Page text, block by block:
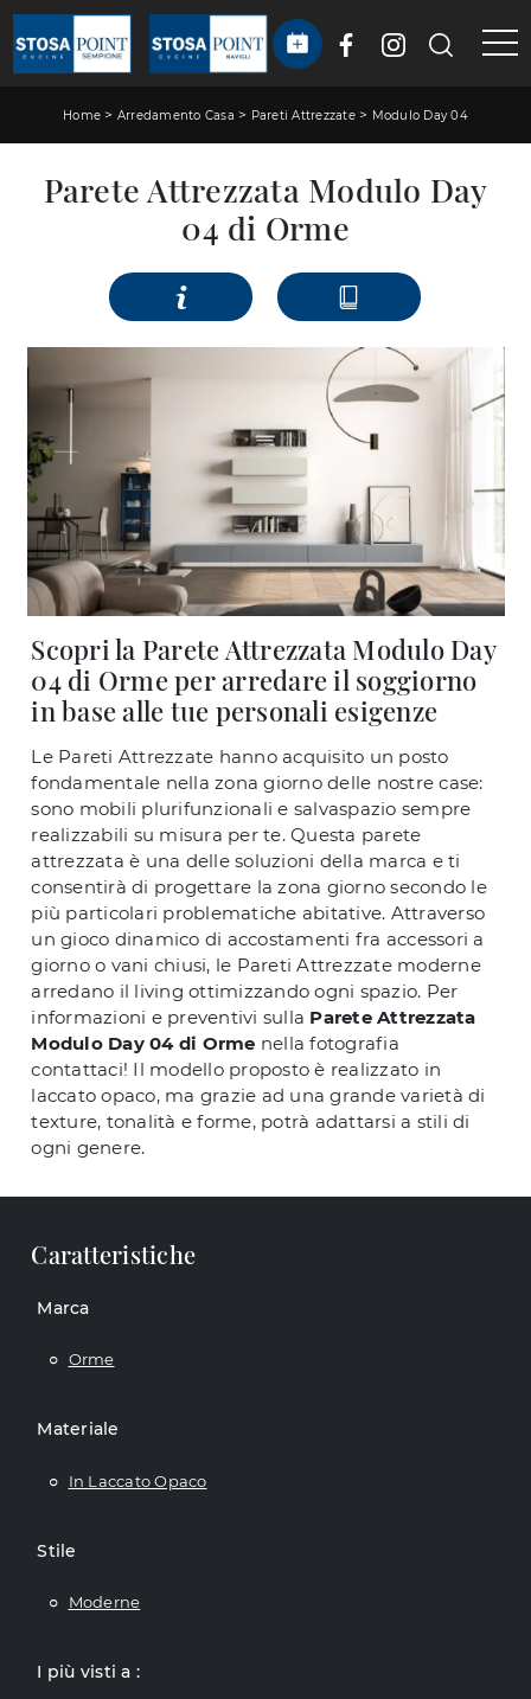
Home > Arredamento Casa > Pareti Attrezzate > Modulo Day 04
Parete Attrezzata Modulo Day
04 di Orme
Scopri la Parete Attrezzata Modulo Day
04 di Orme per arredare il soggiorno
in base alle tue personali esigenze
Le Pareti Attrezzate hanno acquisito un posto
fondamentale nella zona giorno delle nostre case:
sono mobili plurifunzionali e salvaspazio sempre
realizzabili su misura per te. Questa parete
attrezzata è una delle soluzioni della marca e ti
consentirà di progettare la zona giorno secondo le
più particolari problematiche abitative. Attraverso
un gioco dinamico di accostamenti fra accessori a
giorno o vani chiusi, le Pareti Attrezzate moderne
arredano il living ottimizzando ogni spazio. Per
informazioni e preventivi sulla Parete Attrezzata
Modulo Day 04 di Orme nella fotografia
contattaci! Il modello proposto è realizzato in
laccato opaco, ma grazie ad una grande varietà di
texture, tonalità e forme, potrà adattarsi a stili di
ogni genere.
Caratteristiche
Marca
Orme
Materiale
In Laccato Opaco
Stile
Moderne
I più visti a :